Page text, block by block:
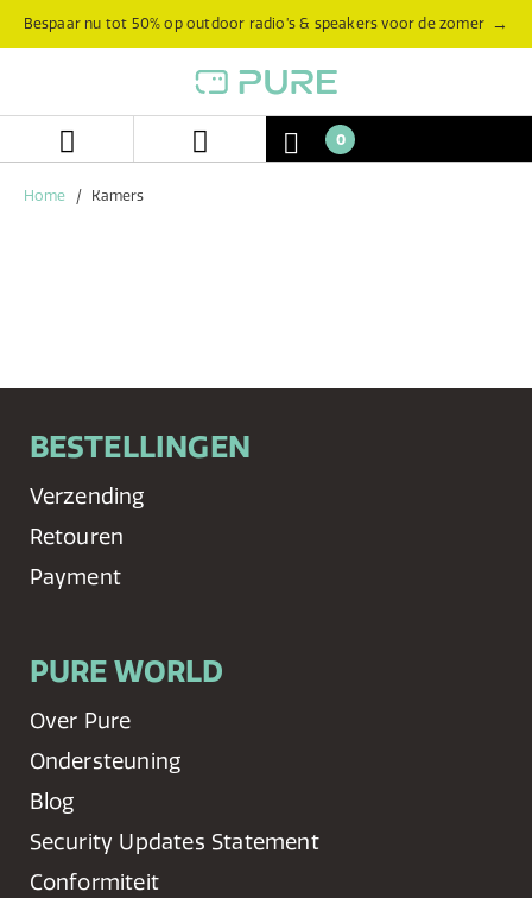
Bespaar nu tot 50% op outdoor radio’s & speakers voor de zomer →
0
Home Kamers
BESTELLINGEN
Verzending
Retouren
Payment
PURE WORLD
Over Pure
Ondersteuning
Blog
Security Updates Statement
Conformiteit